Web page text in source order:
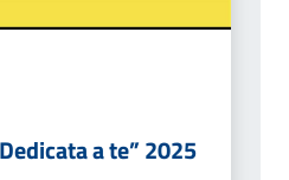
a te” 2025